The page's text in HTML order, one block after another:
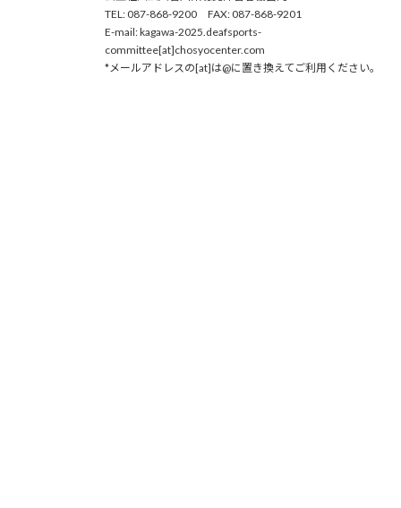
TEL: 087-868-9200 FAX: 087-868-9201
E-mail: kagawa-2025.deafsports-
committee[at]chosyocenter.com
*メールアドレスの[at]は@に置き換えてご利用ください。